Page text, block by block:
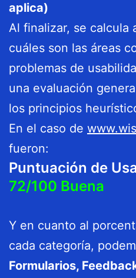
aplica)
Al finalizar, se calcula
cuáles son las áreas
problemas de
una evaluación
los principios
En el caso de
fueron:
Puntuación de
72/100 Buena
Y en cuanto al
cada categoría,
Formularios,